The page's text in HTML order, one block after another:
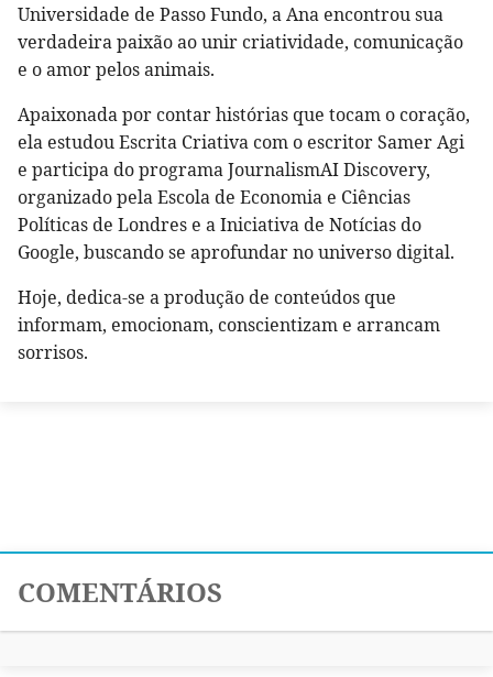
Universidade de Passo Fundo, a Ana encontrou sua
verdadeira paixão ao unir criatividade, comunicação
e o amor pelos animais.
Apaixonada por contar histórias que tocam o coração,
ela estudou Escrita Criativa com o escritor Samer Agi
e participa do programa JournalismAI Discovery,
organizado pela Escola de Economia e Ciências
Políticas de Londres e a Iniciativa de Notícias do
Google, buscando se aprofundar no universo digital.
Hoje, dedica-se a produção de conteúdos que
informam, emocionam, conscientizam e arrancam
sorrisos.
COMENTÁRIOS